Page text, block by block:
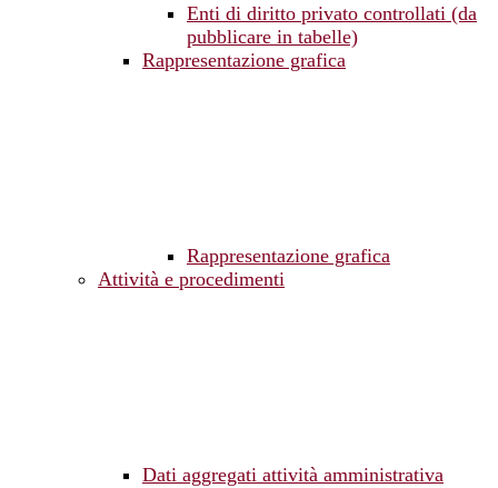
Enti di diritto privato controllati (da
pubblicare in tabelle)
Rappresentazione grafica
Rappresentazione grafica
Attività e procedimenti
Dati aggregati attività amministrativa